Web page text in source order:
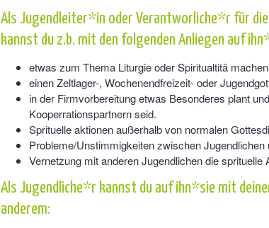
Als Jugendleiter*in oder Verantworliche*r für
kannst du z.b. mit den folgenden Anliegen auf
etwas zum Thema Liturgie oder Spiritualtitä
einen Zeltlager-, Wochenendfreizeit- oder
in der Firmvorbereitung etwas Besonderes plant
Kooperrationspartnern seid.
Sprituelle aktionen außerhalb von normalen
Probleme/Unstimmigkeiten zwischen
Vernetzung mit anderen Jugendlichen die sprituelle
Als Jugendliche*r kannst du auf ihn*sie mit
anderem: